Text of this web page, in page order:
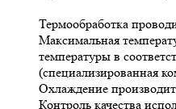
Термообработка
Максимальная
температуры в
(специализированная
Охлаждение
Контроль качества